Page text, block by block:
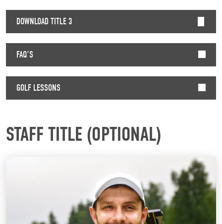
DOWNLOAD TITLE 3
FAQ’S
GOLF LESSONS
STAFF TITLE (OPTIONAL)